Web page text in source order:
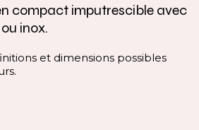
compact imputrescible avec
inox.
et dimensions possibles